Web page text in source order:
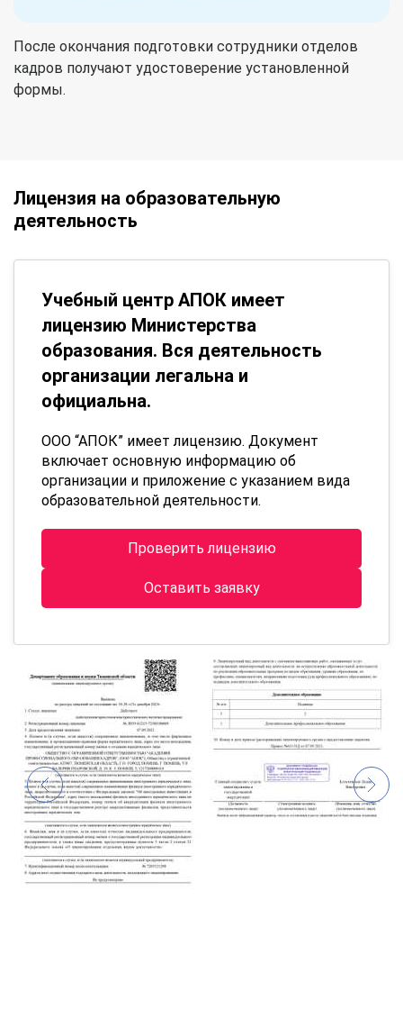
После окончания подготовки сотрудники отделов
кадров получают удостоверение установленной
формы.
Лицензия на образовательную
деятельность
Учебный центр АПОК имеет
лицензию Министерства
образования. Вся деятельность
организации легальна и
официальна.
ООО “АПОК” имеет лицензию. Документ
включает основную информацию об
организации и приложение с указанием вида
образовательной деятельности.
Проверить лицензию
Оставить заявку